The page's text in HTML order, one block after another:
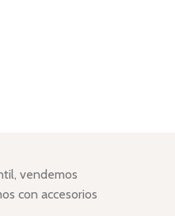
vendemos
con accesorios